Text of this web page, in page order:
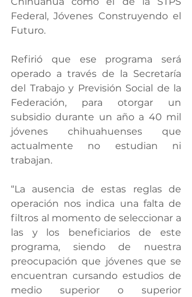
Federal, Jóvenes Construyendo el
Futuro.
Refirió que ese programa será
operado a través de la Secretaría
del Trabajo y Previsión Social de la
Federación, para otorgar un
subsidio durante un año a 40 mil
jóvenes chihuahuenses que
actualmente no estudian ni
trabajan.
“La ausencia de estas reglas de
operación nos indica una falta de
filtros al momento de seleccionar a
las y los beneficiarios de este
programa, siendo de nuestra
preocupación que jóvenes que se
encuentran cursando estudios de
medio superior o superior